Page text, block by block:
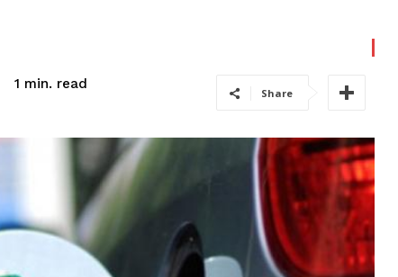
1 min. read
Share